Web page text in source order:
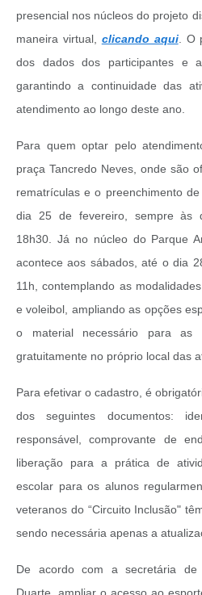
presencial nos núcleos do projeto
maneira virtual, clicando aqui. O
dos dados dos participantes e
garantindo a continuidade das
atendimento ao longo deste ano.
Para quem optar pelo
praça Tancredo Neves, onde são
rematrículas e o preenchimento
dia 25 de fevereiro, sempre às
18h30. Já no núcleo do Parque
acontece aos sábados, até o dia
11h, contemplando as
e voleibol, ampliando as opções
o material necessário para as
gratuitamente no próprio local das
Para efetivar o cadastro, é
dos seguintes documentos:
responsável, comprovante de
liberação para a prática de
escolar para os alunos
veteranos do “Circuito Inclusão"
sendo necessária apenas a
De acordo com a secretária de